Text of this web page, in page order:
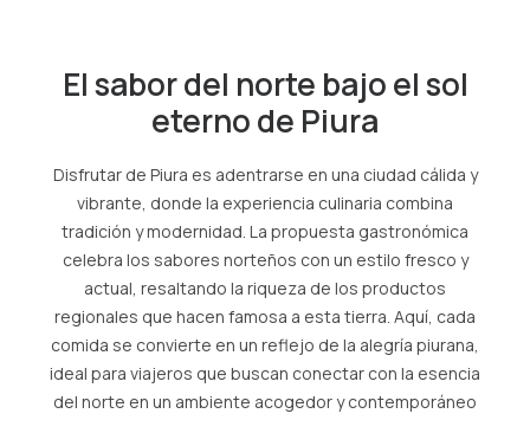
(+51) 01 200 9200
AGENCIAS/EMPRESAS
El sabor del norte bajo el sol
eterno de Piura
Disfrutar de Piura es adentrarse en una ciudad cálida y
vibrante, donde la experiencia culinaria combina
tradición y modernidad. La propuesta gastronómica
celebra los sabores norteños con un estilo fresco y
actual, resaltando la riqueza de los productos
regionales que hacen famosa a esta tierra. Aquí, cada
comida se convierte en un reflejo de la alegría piurana,
ideal para viajeros que buscan conectar con la esencia
del norte en un ambiente acogedor y contemporáneo